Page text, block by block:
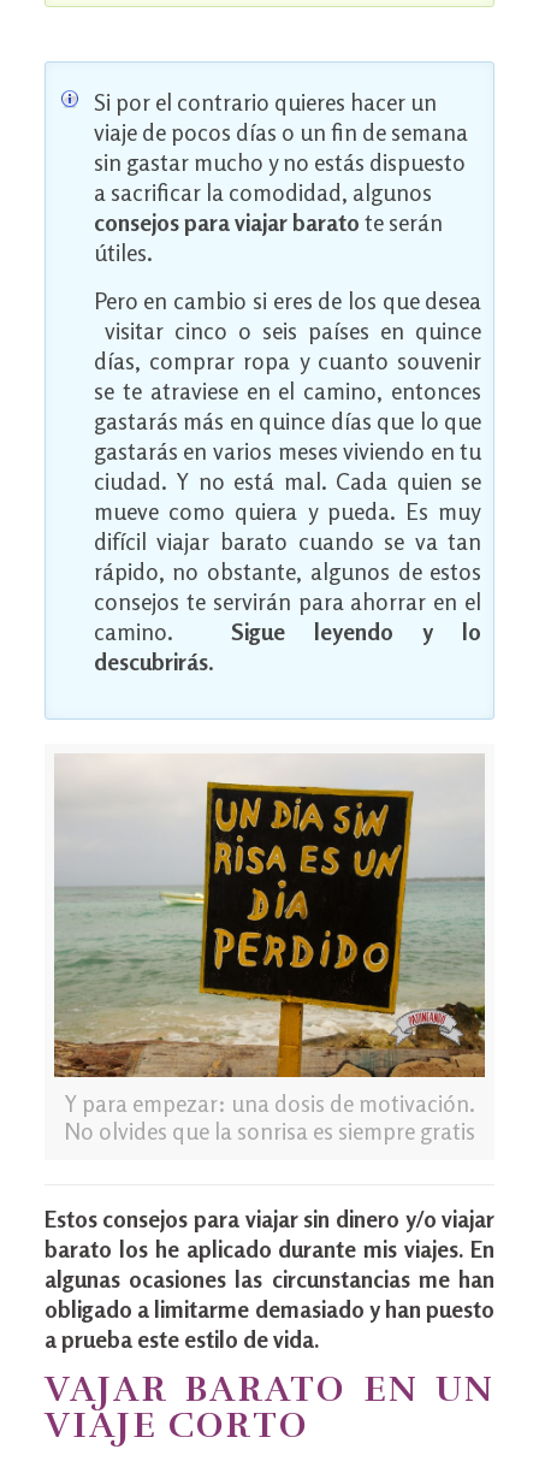
Si por el contrario quieres hacer un
viaje de pocos días o un fin de semana
sin gastar mucho y no estás dispuesto
a sacrificar la comodidad, algunos
consejos para viajar barato te serán
útiles.
Pero en cambio si eres de los que desea
visitar cinco o seis países en quince
días, comprar ropa y cuanto souvenir
se te atraviese en el camino, entonces
gastarás más en quince días que lo que
gastarás en varios meses viviendo en tu
ciudad. Y no está mal. Cada quien se
mueve como quiera y pueda. Es muy
difícil viajar barato cuando se va tan
rápido, no obstante, algunos de estos
consejos te servirán para ahorrar en el
camino. Sigue leyendo y lo
descubrirás.
Y para empezar: una dosis de motivación.
No olvides que la sonrisa es siempre gratis
Estos consejos para viajar sin dinero y/o viajar
barato los he aplicado durante mis viajes. En
algunas ocasiones las circunstancias me han
obligado a limitarme demasiado y han puesto
a prueba este estilo de vida.
VAJAR BARATO EN UN
VIAJE CORTO